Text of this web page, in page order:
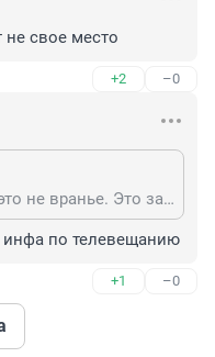
не свое место
+2 –0
Уважаемый однофамилец, это не вранье. Это заблуждение, неумение? или нежелание собрать качественную информацию, использование данных предыдущих периодов, отсутствие навыков работы с цифровым материалом: короче, автор---не а теме.
инфа по телевещанию
+1 –0